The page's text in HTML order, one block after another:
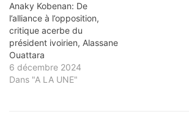
Anaky Kobenan: De
l’alliance à l’opposition,
critique acerbe du
président ivoirien, Alassane
Ouattara
6 décembre 2024
Dans "A LA UNE"